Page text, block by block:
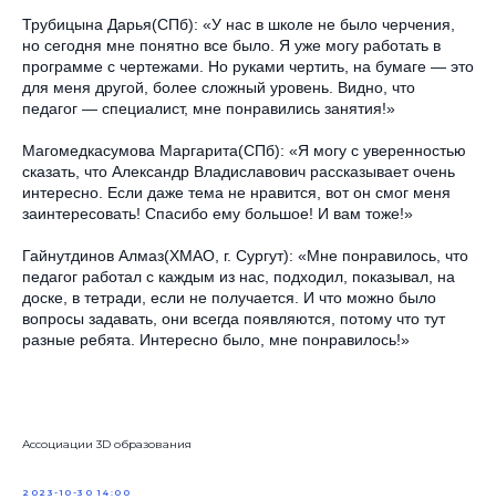
Трубицына Дарья(СПб): «У нас в школе не было черчения,
но сегодня мне понятно все было. Я уже могу работать в
программе с чертежами. Но руками чертить, на бумаге — это
для меня другой, более сложный уровень. Видно, что
педагог — специалист, мне понравились занятия!»
Магомедкасумова Маргарита(СПб): «Я могу с уверенностью
сказать, что Александр Владиславович рассказывает очень
интересно. Если даже тема не нравится, вот он смог меня
заинтересовать! Спасибо ему большое! И вам тоже!»
Гайнутдинов Алмаз(ХМАО, г. Сургут): «Мне понравилось, что
педагог работал с каждым из нас, подходил, показывал, на
доске, в тетради, если не получается. И что можно было
вопросы задавать, они всегда появляются, потому что тут
разные ребята. Интересно было, мне понравилось!»
Ассоциации 3D образования
2023-10-30 14:00